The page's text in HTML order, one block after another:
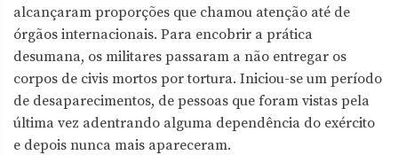
alcançaram proporções que chamou atenção até de
órgãos internacionais. Para encobrir a prática
desumana, os militares passaram a não entregar os
corpos de civis mortos por tortura. Iniciou-se um período
de desaparecimentos, de pessoas que foram vistas pela
última vez adentrando alguma dependência do exército
e depois nunca mais apareceram.